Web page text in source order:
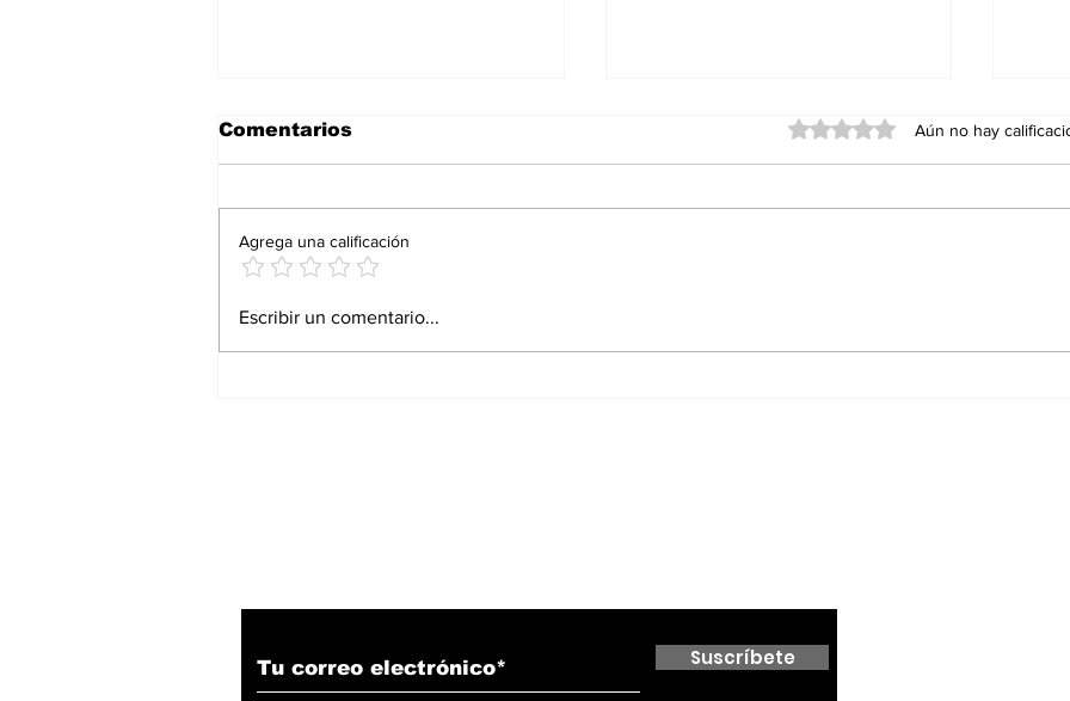
Proturismo responde
Martínez Bremer
educación, inclusión y
Comentarios Obtuvo 0 de 5 estrellas.
Aún no hay
Agrega una calificación
Escribir un comentario...
Suscríbete